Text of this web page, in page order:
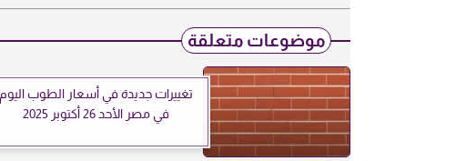
موضوعات متعلقة
تغييرات جديدة في أسعار الطوب اليوم
في مصر الأحد 26 أكتوبر 2025